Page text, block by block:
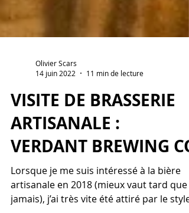
14 juin 2022
11 min de lecture
VISITE DE BRASSERIE
ARTISANALE :
VERDANT BREWING CO
Lorsque je me suis intéressé à la bière
artisanale en 2018 (mieux vaut tard que